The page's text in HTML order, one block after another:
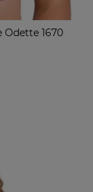
Odette 1670